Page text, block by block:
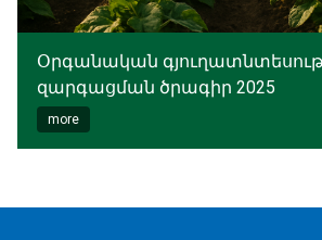
Օրգանական
զարգացման ծրագիր 2025
more